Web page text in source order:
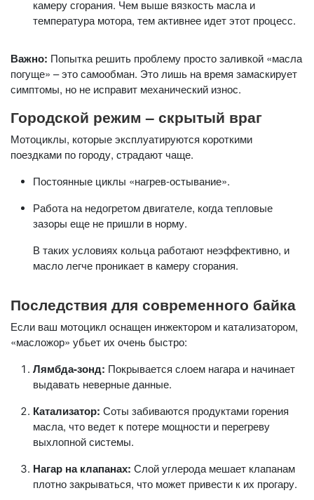
камеру сгорания. Чем выше вязкость масла и
температура мотора, тем активнее идет этот процесс.
Важно: Попытка решить проблему просто заливкой «масла
погуще» – это самообман. Это лишь на время замаскирует
симптомы, но не исправит механический износ.
Городской режим – скрытый враг
Мотоциклы, которые эксплуатируются короткими
поездками по городу, страдают чаще.
Постоянные циклы «нагрев-остывание».
Работа на недогретом двигателе, когда тепловые
зазоры еще не пришли в норму.
В таких условиях кольца работают неэффективно, и
масло легче проникает в камеру сгорания.
Последствия для современного байка
Если ваш мотоцикл оснащен инжектором и катализатором,
«масложор» убьет их очень быстро:
Лямбда-зонд: Покрывается слоем нагара и начинает
выдавать неверные данные.
Катализатор: Соты забиваются продуктами горения
масла, что ведет к потере мощности и перегреву
выхлопной системы.
Нагар на клапанах: Слой углерода мешает клапанам
плотно закрываться, что может привести к их прогару.